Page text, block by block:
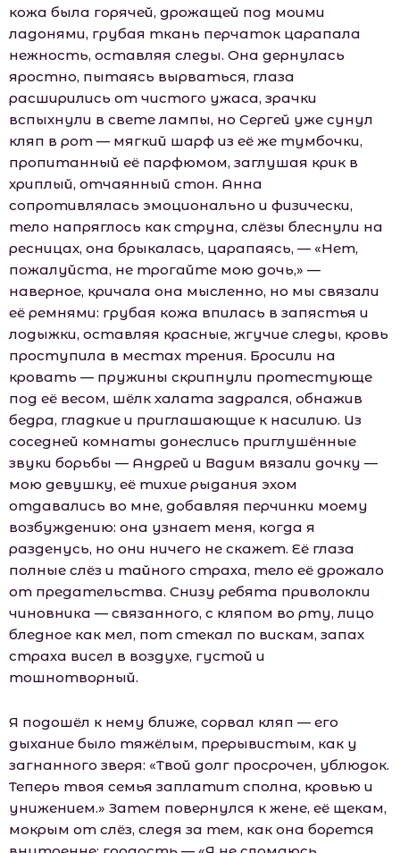
кожа была горячей, дрожащей под моими
ладонями, грубая ткань перчаток царапала
нежность, оставляя следы. Она дернулась
яростно, пытаясь вырваться, глаза
расширились от чистого ужаса, зрачки
вспыхнули в свете лампы, но Сергей уже сунул
кляп в рот — мягкий шарф из её же тумбочки,
пропитанный её парфюмом, заглушая крик в
хриплый, отчаянный стон. Анна
сопротивлялась эмоционально и физически,
тело напряглось как струна, слёзы блеснули на
ресницах, она брыкалась, царапаясь, — «Нет,
пожалуйста, не трогайте мою дочь,» —
наверное, кричала она мысленно, но мы связали
её ремнями: грубая кожа впилась в запястья и
лодыжки, оставляя красные, жгучие следы, кровь
проступила в местах трения. Бросили на
кровать — пружины скрипнули протестующе
под её весом, шёлк халата задрался, обнажив
бедра, гладкие и приглашающие к насилию. Из
соседней комнаты донеслись приглушённые
звуки борьбы — Андрей и Вадим вязали дочку —
мою девушку, её тихие рыдания эхом
отдавались во мне, добавляя перчинки моему
возбуждению: она узнает меня, когда я
разденусь, но они ничего не скажет. Её глаза
полные слёз и тайного страха, тело её дрожало
от предательства. Снизу ребята приволокли
чиновника — связанного, с кляпом во рту, лицо
бледное как мел, пот стекал по вискам, запах
страха висел в воздухе, густой и
тошнотворный.
Я подошёл к нему ближе, сорвал кляп — его
дыхание было тяжёлым, прерывистым, как у
загнанного зверя: «Твой долг просрочен, ублюдок.
Теперь твоя семья заплатит сполна, кровью и
унижением.» Затем повернулся к жене, её щекам,
мокрым от слёз, следя за тем, как она борется